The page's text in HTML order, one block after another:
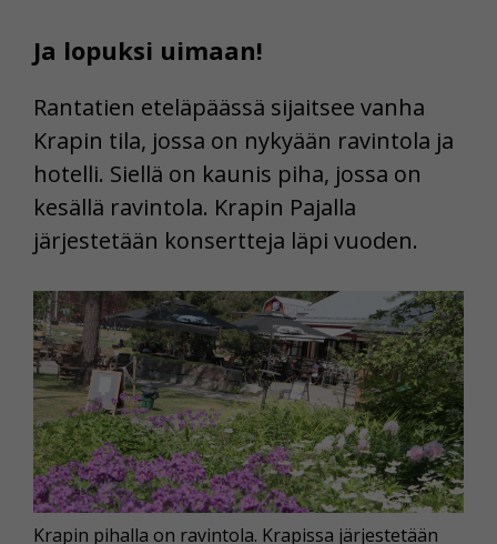
Ja lopuksi uimaan!
Rantatien eteläpäässä sijaitsee vanha
Krapin tila, jossa on nykyään ravintola ja
hotelli. Siellä on kaunis piha, jossa on
kesällä ravintola. Krapin Pajalla
järjestetään konsertteja läpi vuoden.
Krapin pihalla on ravintola. Krapissa järjestetään